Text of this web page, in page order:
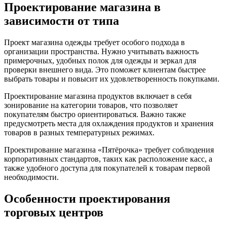
Проектирование магазина в
зависимости от типа
Проект магазина одежды требует особого подхода в
организации пространства. Нужно учитывать важность
примерочных, удобных полок для одежды и зеркал для
проверки внешнего вида. Это поможет клиентам быстрее
выбрать товары и повысит их удовлетворенность покупками.
Проектирование магазина продуктов включает в себя
зонирование на категории товаров, что позволяет
покупателям быстро ориентироваться. Важно также
предусмотреть места для охлаждения продуктов и хранения
товаров в разных температурных режимах.
Проектирование магазина «Пятёрочка» требует соблюдения
корпоративных стандартов, таких как расположение касс, а
также удобного доступа для покупателей к товарам первой
необходимости.
Особенности проектирования
торговых центров